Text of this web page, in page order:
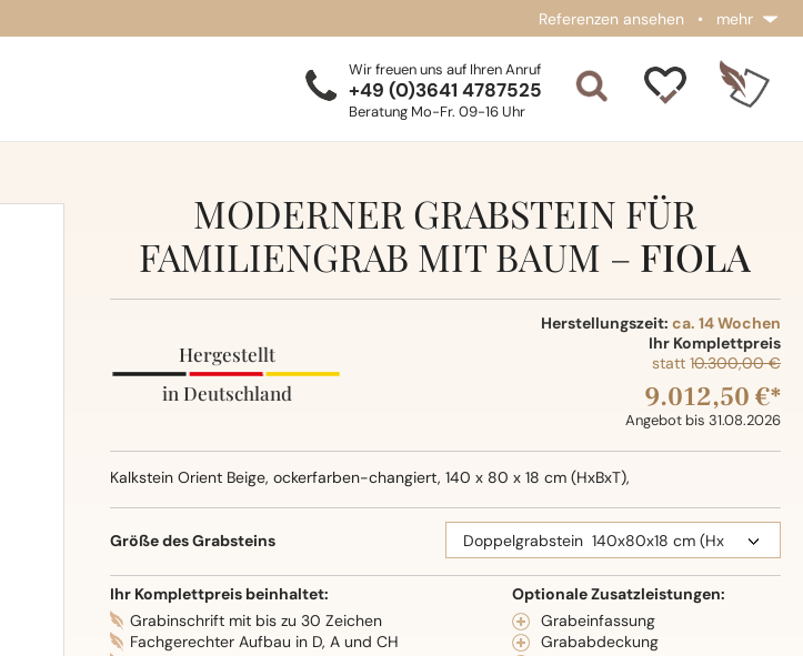
Referenzen ansehen • mehr
Wir freuen uns auf Ihren Anruf
+49 (0)3641 4787525
Beratung Mo-Fr. 09-16 Uhr
MODERNER GRABSTEIN FÜR
FAMILIENGRAB MIT BAUM – FIOLA
Hergestellt
in Deutschland
Herstellungszeit: ca. 14 Wochen
Ihr Komplettpreis
statt 10.300,00 €
9.012,50 €*
Angebot bis 31.08.2026
Kalkstein Orient Beige, ockerfarben-changiert, 140 x 80 x 18 cm (HxBxT),
Oberflächenbearbeitung: Seidenglanz
Größe des Grabsteins
Ihr Komplettpreis beinhaltet:
Grabinschrift mit bis zu 30 Zeichen
Fachgerechter Aufbau in D, A und CH
Optionale Zusatzleistungen:
Grabeinfassung
Grababdeckung